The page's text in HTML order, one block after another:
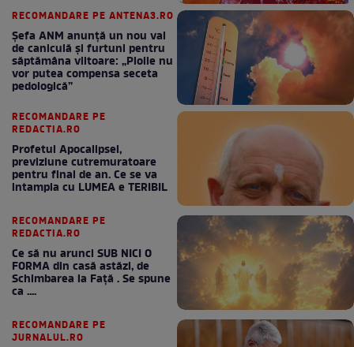
RECOMANDARE PE ANTENA3.RO
Șefa ANM anunță un nou val
de caniculă și furtuni pentru
săptămâna viitoare: „Ploile nu
vor putea compensa seceta
pedologică”
RECOMANDARE PE
REDACTIA.RO
Profetul Apocalipsei,
previziune cutremuratoare
pentru final de an. Ce se va
intampla cu LUMEA e TERIBIL
RECOMANDARE PE
REDACTIA.RO
Ce să nu arunci SUB NICI O
FORMA din casă astăzi, de
Schimbarea la Față . Se spune
ca ....
RECOMANDARE PE
JURNALUL.RO